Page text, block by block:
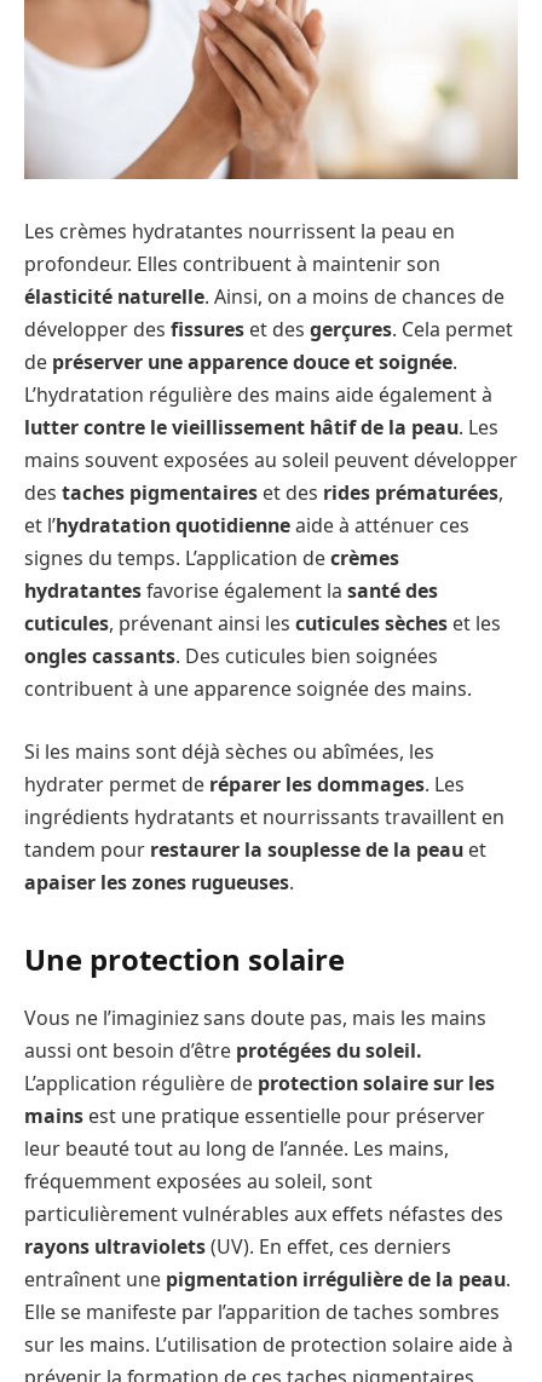
Les crèmes hydratantes nourrissent la peau en
profondeur. Elles contribuent à maintenir son
élasticité naturelle. Ainsi, on a moins de chances de
développer des fissures et des gerçures. Cela permet
de préserver une apparence douce et soignée.
L’hydratation régulière des mains aide également à
lutter contre le vieillissement hâtif de la peau. Les
mains souvent exposées au soleil peuvent développer
des taches pigmentaires et des rides prématurées,
et l’hydratation quotidienneaide à atténuer ces
signes du temps. L’application decrèmes
hydratantesfavorise également la santé des
cuticules, prévenant ainsi les cuticules sèches et les
ongles cassants. Des cuticules bien soignées
contribuent à une apparence soignée des mains.
Si les mains sont déjà sèches ou abîmées, les
hydrater permet de réparer les dommages. Les
ingrédients hydratants et nourrissants travaillent en
tandem pour restaurer la souplesse de la peau et
apaiser les zones rugueuses.
Une protection solaire
Vous ne l’imaginiez sans doute pas, mais les mains
aussi ont besoin d’être protégées du soleil.
L’application régulière de protection solaire sur les
mains est une pratique essentielle pour préserver
leur beauté tout au long de l’année. Les mains,
fréquemment exposées au soleil, sont
particulièrement vulnérables aux effets néfastes des
rayons ultraviolets(UV). En effet, ces derniers
entraînent une pigmentation irrégulière de la peau.
Elle se manifeste par l’apparition de taches sombres
sur les mains. L’utilisation de protection solaire aide à